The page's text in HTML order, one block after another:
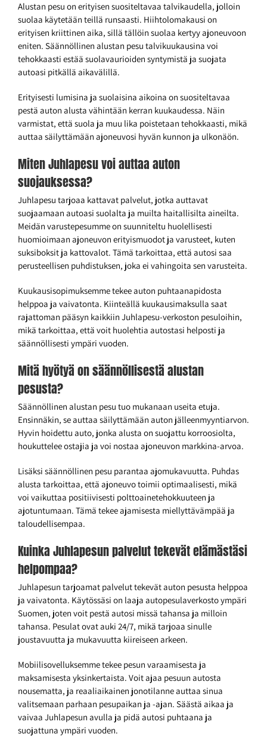
Alustan pesu on erityisen suositeltavaa talvikaudella, jolloin
suolaa käytetään teillä runsaasti. Hiihtolomakausi on
erityisen kriittinen aika, sillä tällöin suolaa kertyy ajoneuvoon
eniten. Säännöllinen alustan pesu talvikuukausina voi
tehokkaasti estää suolavaurioiden syntymistä ja suojata
autoasi pitkällä aikavälillä.
Erityisesti lumisina ja suolaisina aikoina on suositeltavaa
pestä auton alusta vähintään kerran kuukaudessa. Näin
varmistat, että suola ja muu lika poistetaan tehokkaasti, mikä
auttaa säilyttämään ajoneuvosi hyvän kunnon ja ulkonäön.
Miten Juhlapesu voi auttaa auton
suojauksessa?
Juhlapesu tarjoaa kattavat palvelut, jotka auttavat
suojaamaan autoasi suolalta ja muilta haitallisilta aineilta.
Meidän varustepesumme on suunniteltu huolellisesti
huomioimaan ajoneuvon erityismuodot ja varusteet, kuten
suksiboksit ja kattovalot. Tämä tarkoittaa, että autosi saa
perusteellisen puhdistuksen, joka ei vahingoita sen varusteita.
Kuukausisopimuksemme tekee auton puhtaanapidosta
helppoa ja vaivatonta. Kiinteällä kuukausimaksulla saat
rajattoman pääsyn kaikkiin Juhlapesu-verkoston pesuloihin,
mikä tarkoittaa, että voit huolehtia autostasi helposti ja
säännöllisesti ympäri vuoden.
Mitä hyötyä on säännöllisestä alustan
pesusta?
Säännöllinen alustan pesu tuo mukanaan useita etuja.
Ensinnäkin, se auttaa säilyttämään auton jälleenmyyntiarvon.
Hyvin hoidettu auto, jonka alusta on suojattu korroosiolta,
houkuttelee ostajia ja voi nostaa ajoneuvon markkina-arvoa.
Lisäksi säännöllinen pesu parantaa ajomukavuutta. Puhdas
alusta tarkoittaa, että ajoneuvo toimii optimaalisesti, mikä
voi vaikuttaa positiivisesti polttoainetehokkuuteen ja
ajotuntumaan. Tämä tekee ajamisesta miellyttävämpää ja
taloudellisempaa.
Kuinka Juhlapesun palvelut tekevät elämästäsi
helpompaa?
Juhlapesun tarjoamat palvelut tekevät auton pesusta helppoa
ja vaivatonta. Käytössäsi on laaja autopesulaverkosto ympäri
Suomen, joten voit pestä autosi missä tahansa ja milloin
tahansa. Pesulat ovat auki 24/7, mikä tarjoaa sinulle
joustavuutta ja mukavuutta kiireiseen arkeen.
Mobiilisovelluksemme tekee pesun varaamisesta ja
maksamisesta yksinkertaista. Voit ajaa pesuun autosta
nousematta, ja reaaliaikainen jonotilanne auttaa sinua
valitsemaan parhaan pesupaikan ja -ajan. Säästä aikaa ja
vaivaa Juhlapesun avulla ja pidä autosi puhtaana ja
suojattuna ympäri vuoden.